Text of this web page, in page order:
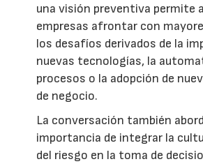
una visión preventiva permite
empresas afrontar con
los desafíos derivados de la
nuevas tecnologías, la
procesos o la adopción de
de negocio.
La conversación también
importancia de integrar la
del riesgo en la toma de